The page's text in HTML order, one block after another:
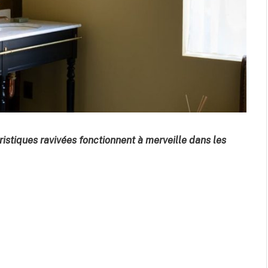
ravivées fonctionnent à merveille dans les